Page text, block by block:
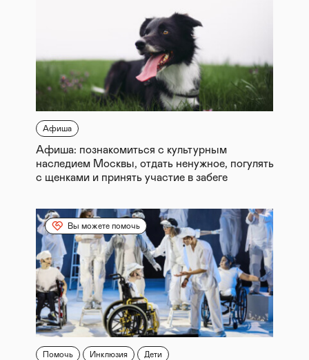
Афиша
Афиша: познакомиться с культурным
наследием Москвы, отдать ненужное, погулять
с щенками и принять участие в забеге
Вы можете помочь
Помочь Инклюзия Дети